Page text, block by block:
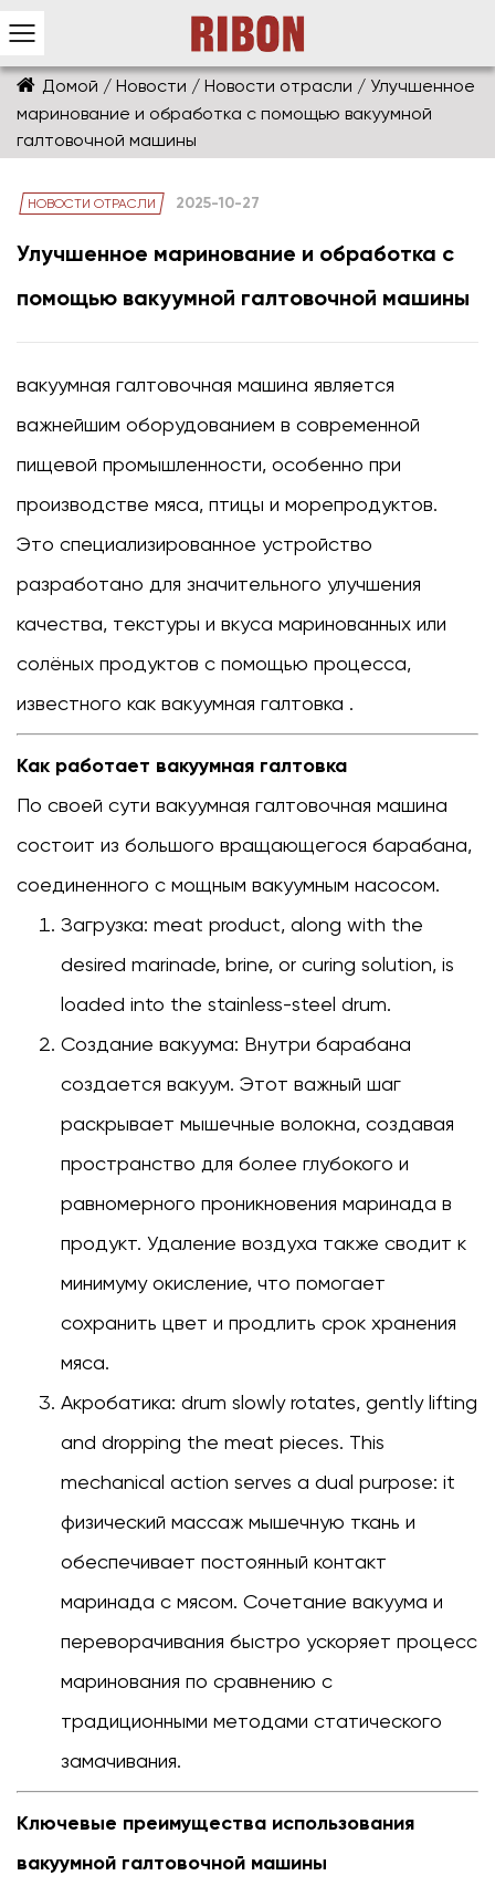
Домой / Новости / Новости отрасли / Улучшенное
маринование и обработка с помощью вакуумной
галтовочной машины
НОВОСТИ ОТРАСЛИ 2025-10-27
Улучшенное маринование и обработка с
помощью вакуумной галтовочной машины
вакуумная галтовочная машина является
важнейшим оборудованием в современной
пищевой промышленности, особенно при
производстве мяса, птицы и морепродуктов.
Это специализированное устройство
разработано для значительного улучшения
качества, текстуры и вкуса маринованных или
солёных продуктов с помощью процесса,
известного как вакуумная галтовка .
Как работает вакуумная галтовка
По своей сути вакуумная галтовочная машина
состоит из большого вращающегося барабана,
соединенного с мощным вакуумным насосом.
Загрузка: meat product, along with the
desired marinade, brine, or curing solution, is
loaded into the stainless-steel drum.
Создание вакуума: Внутри барабана
создается вакуум. Этот важный шаг
раскрывает мышечные волокна, создавая
пространство для более глубокого и
равномерного проникновения маринада в
продукт. Удаление воздуха также сводит к
минимуму окисление, что помогает
сохранить цвет и продлить срок хранения
мяса.
Акробатика: drum slowly rotates, gently lifting
and dropping the meat pieces. This
mechanical action serves a dual purpose: it
физический массаж мышечную ткань и
обеспечивает постоянный контакт
маринада с мясом. Сочетание вакуума и
переворачивания быстро ускоряет процесс
маринования по сравнению с
традиционными методами статического
замачивания.
Ключевые преимущества использования
вакуумной галтовочной машины